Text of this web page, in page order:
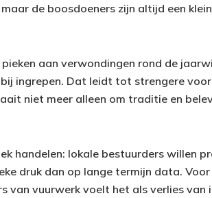
de boosdoeners zijn altijd een
aan verwondingen rond de
ingrepen. Dat leidt tot strengere
niet meer alleen om traditie en
handelen: lokale bestuurders willen
druk dan op lange termijn data.
van vuurwerk voelt het als verlies van